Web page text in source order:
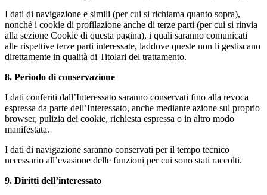
I dati di navigazione e simili (per cui si richiama quanto sopra),
nonché i cookie di profilazione anche di terze parti (per cui si rinvia
alla sezione Cookie di questa pagina), i quali saranno comunicati
alle rispettive terze parti interessate, laddove queste non li gestiscano
direttamente in qualità di Titolari del trattamento.
8. Periodo di conservazione
I dati conferiti dall’Interessato saranno conservati fino alla revoca
espressa da parte dell’Interessato, anche mediante azione sul proprio
browser, pulizia dei cookie, richiesta espressa o in altro modo
manifestata.
I dati di navigazione saranno conservati per il tempo tecnico
necessario all’evasione delle funzioni per cui sono stati raccolti.
9. Diritti dell’interessato